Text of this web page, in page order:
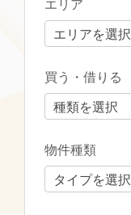
エリア
エリアを選択
買う・借りる
種類を選択
物件種類
タイプを選択